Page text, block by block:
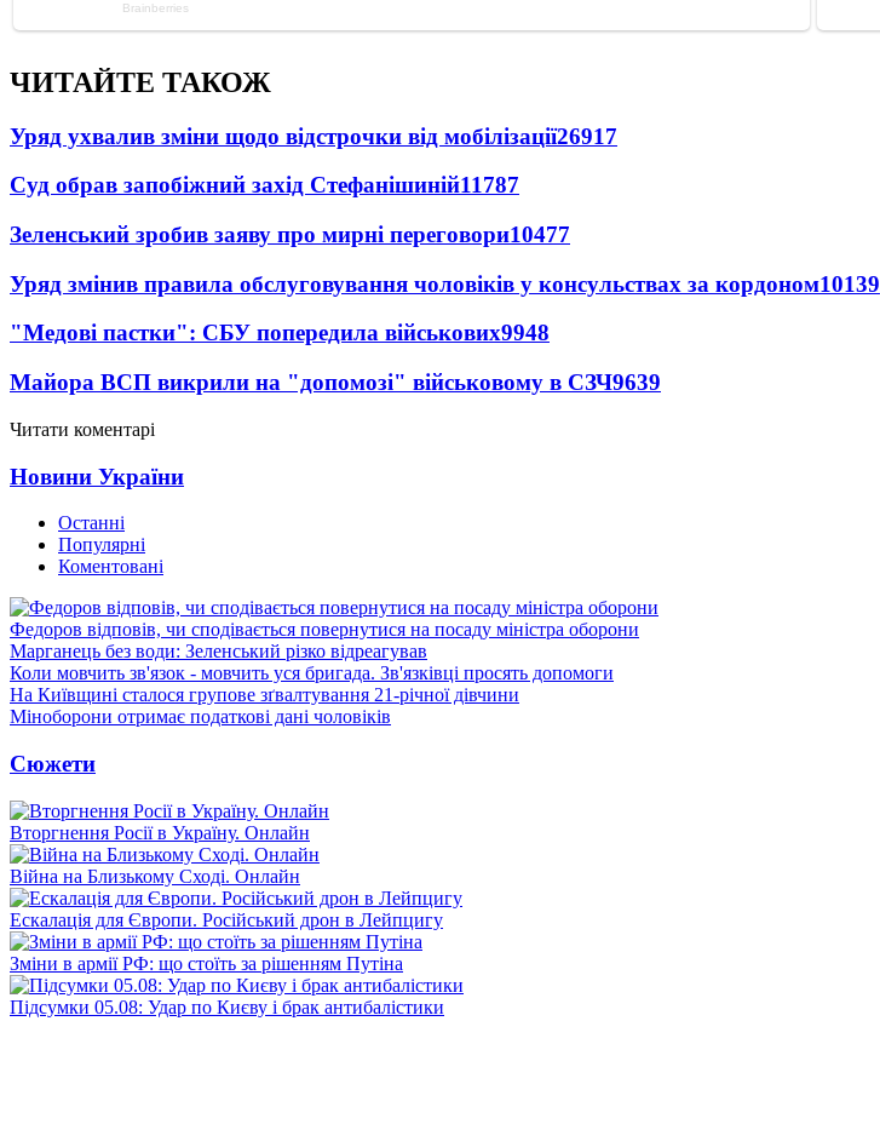
ЧИТАЙТЕ ТАКОЖ
Уряд ухвалив зміни щодо відстрочки від мобілізації26917
Суд обрав запобіжний захід Стефанішиній11787
Зеленський зробив заяву про мирні переговори10477
Уряд змінив правила обслуговування чоловіків у консульствах за кордоном10139
"Медові пастки": СБУ попередила військових9948
Майора ВСП викрили на "допомозі" військовому в СЗЧ9639
Читати коментарі
Новини України
Останні
Популярні
Коментовані
Федоров відповів, чи сподівається повернутися на посаду міністра оборони
Марганець без води: Зеленський різко відреагував
Коли мовчить зв'язок - мовчить уся бригада. Зв'язківці просять допомоги
На Київщині сталося групове зґвалтування 21-річної дівчини
Міноборони отримає податкові дані чоловіків
Сюжети
Вторгнення Росії в Україну. Онлайн
Війна на Близькому Сході. Онлайн
Ескалація для Європи. Російський дрон в Лейпцигу
Зміни в армії РФ: що стоїть за рішенням Путіна
Підсумки 05.08: Удар по Києву і брак антибалістики